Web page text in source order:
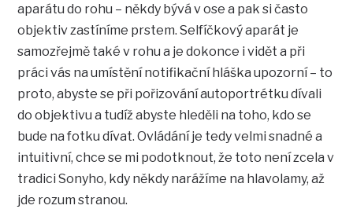
aparátu do rohu – někdy bývá v ose a pak si často
objektiv zastíníme prstem. Selfíčkový aparát je
samozřejmě také v rohu a je dokonce i vidět a při
práci vás na umístění notifikační hláška upozorní – to
proto, abyste se při pořizování autoportrétku dívali
do objektivu a tudíž abyste hleděli na toho, kdo se
bude na fotku dívat. Ovládání je tedy velmi snadné a
intuitivní, chce se mi podotknout, že toto není zcela v
tradici Sonyho, kdy někdy narážíme na hlavolamy, až
jde rozum stranou.